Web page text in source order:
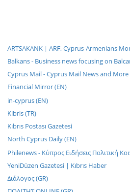
ARTSAKANK | ARF, Cyprus-Armenians
Balkans - Business news focusing on
Cyprus Mail - Cyprus Mail News and More
Financial Mirror (EN)
in-cyprus (EN)
Kibris (TR)
Kıbrıs Postası Gazetesi
North Cyprus Daily (EN)
Philenews - Κύπρος Ειδήσεις Πολιτική
YeniDüzen Gazetesi | Kıbrıs Haber
Διάλογος (GR)